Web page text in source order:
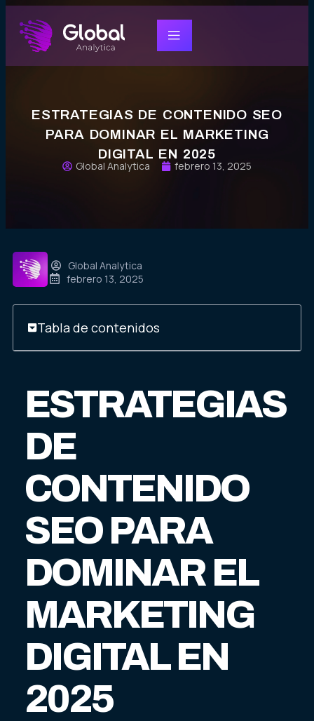
ESTRATEGIAS DE CONTENIDO SEO
PARA DOMINAR EL MARKETING
DIGITAL EN 2025
Global Analytica febrero 13, 2025
Global Analytica
febrero 13, 2025
Tabla de contenidos
ESTRATEGIAS
DE
CONTENIDO
SEO PARA
DOMINAR EL
MARKETING
DIGITAL EN
2025